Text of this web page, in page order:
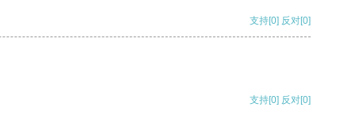
支持[0] 反对[0]
支持[0] 反对[0]